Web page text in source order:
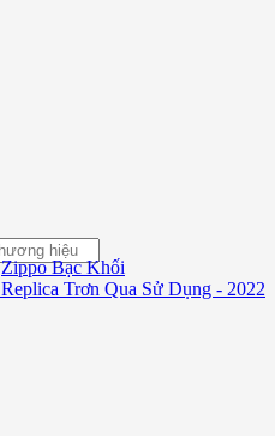
Zippo Bạc Khối